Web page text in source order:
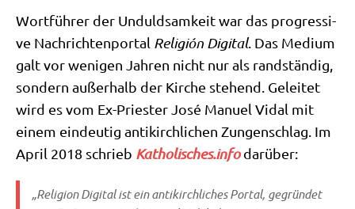
Wort­füh­rer der Unduld­sam­keit war das pro­gres­si­
ve Nach­rich­ten­por­tal Reli­gión Digi­tal. Das Medi­um
galt vor weni­gen Jah­ren nicht nur als rand­stän­dig,
son­dern außer­halb der Kir­che ste­hend. Gelei­tet
wird es vom Ex-Prie­ster José Manu­el Vidal mit
einem ein­deu­tig anti­kirch­li­chen Zun­gen­schlag. Im
April 2018 schrieb Katho​li​sches​.infodarüber:
„Reli­gi­on Digi­talist ein anti­kirch­li­ches Por­tal, gegrün­det